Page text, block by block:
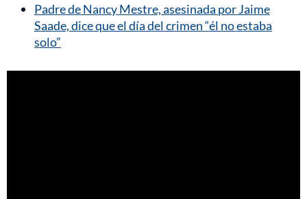
Padre de Nancy Mestre, asesinada por Jaime
Saade, dice que el día del crimen “él no estaba
solo”